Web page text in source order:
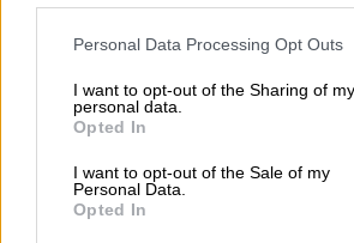
Please note that this website/app uses
not limited to your visit or usage
grant or deny consent to Google and its
use your data for below specified
consent section.
Personal Data Processing Opt Outs
I want to opt-out of the Sharing of my
personal data.
Opted In
I want to opt-out of the Sale of my
Personal Data.
Opted In
συστηματική έρευνα των
Ασφάλειας οδήγησε τελικά
Το τέλος
Τέλος σε ένα διεθνές
διάρκειας 27 ετών έδωσαν οι